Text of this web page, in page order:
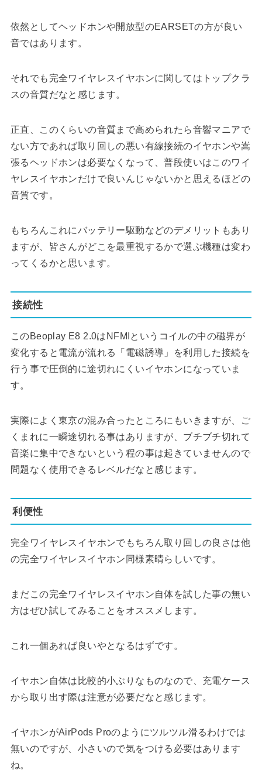
依然としてヘッドホンや開放型のEARSETの方が良い
音ではあります。
それでも完全ワイヤレスイヤホンに関してはトップクラ
スの音質だなと感じます。
正直、このくらいの音質まで高められたら音響マニアで
ない方であれば取り回しの悪い有線接続のイヤホンや嵩
張るヘッドホンは必要なくなって、普段使いはこのワイ
ヤレスイヤホンだけで良いんじゃないかと思えるほどの
音質です。
もちろんこれにバッテリー駆動などのデメリットもあり
ますが、皆さんがどこを最重視するかで選ぶ機種は変わ
ってくるかと思います。
接続性
このBeoplay E8 2.0はNFMIというコイルの中の磁界が
変化すると電流が流れる「電磁誘導」を利用した接続を
行う事で圧倒的に途切れにくいイヤホンになっていま
す。
実際によく東京の混み合ったところにもいきますが、ご
くまれに一瞬途切れる事はありますが、ブチブチ切れて
音楽に集中できないという程の事は起きていませんので
問題なく使用できるレベルだなと感じます。
利便性
完全ワイヤレスイヤホンでもちろん取り回しの良さは他
の完全ワイヤレスイヤホン同様素晴らしいです。
まだこの完全ワイヤレスイヤホン自体を試した事の無い
方はぜひ試してみることをオススメします。
これ一個あれば良いやとなるはずです。
イヤホン自体は比較的小ぶりなものなので、充電ケース
から取り出す際は注意が必要だなと感じます。
イヤホンがAirPods Proのようにツルツル滑るわけでは
無いのですが、小さいので気をつける必要はあります
ね。